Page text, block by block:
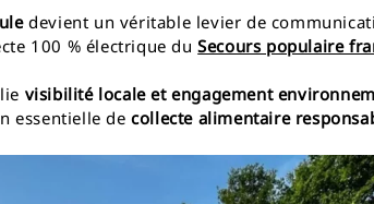
devient un véritable levier de
100 % électrique duSecours populaire
visibilité locale et engagement
essentielle decollecte alimentaire